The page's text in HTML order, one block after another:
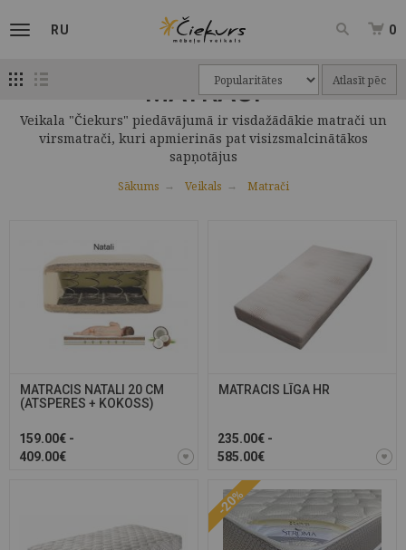
RU 0
MATRAČI
Veikala "Čiekurs" piedāvājumā ir visdažādākie matrači un
virsmatrači, kuri apmierinās pat visizsmalcinātākos
sapņotājus
Sākums Veikals Matrači
Atlasīt pēc
MATRACIS NATALI 20 CM
(ATSPERES + KOKOSS)
159.00€ -
409.00€
MATRACIS LĪGA HR
235.00€ -
585.00€
-20%